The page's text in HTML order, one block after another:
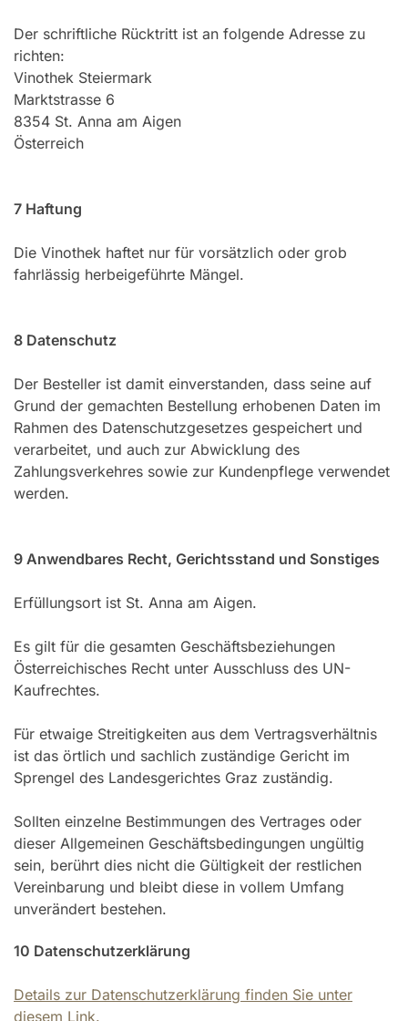
Der schriftliche Rücktritt ist an folgende Adresse zu
richten:
Vinothek Steiermark
Marktstrasse 6
8354 St. Anna am Aigen
Österreich
7 Haftung
Die Vinothek haftet nur für vorsätzlich oder grob
fahrlässig herbeigeführte Mängel.
8 Datenschutz
Der Besteller ist damit einverstanden, dass seine auf
Grund der gemachten Bestellung erhobenen Daten im
Rahmen des Datenschutzgesetzes gespeichert und
verarbeitet, und auch zur Abwicklung des
Zahlungsverkehres sowie zur Kundenpflege verwendet
werden.
9 Anwendbares Recht, Gerichtsstand und Sonstiges
Erfüllungsort ist St. Anna am Aigen.
Es gilt für die gesamten Geschäftsbeziehungen
Österreichisches Recht unter Ausschluss des UN-
Kaufrechtes.
Für etwaige Streitigkeiten aus dem Vertragsverhältnis
ist das örtlich und sachlich zuständige Gericht im
Sprengel des Landesgerichtes Graz zuständig.
Sollten einzelne Bestimmungen des Vertrages oder
dieser Allgemeinen Geschäftsbedingungen ungültig
sein, berührt dies nicht die Gültigkeit der restlichen
Vereinbarung und bleibt diese in vollem Umfang
unverändert bestehen.
10 Datenschutzerklärung
Details zur Datenschutzerklärung finden Sie unter
diesem Link.